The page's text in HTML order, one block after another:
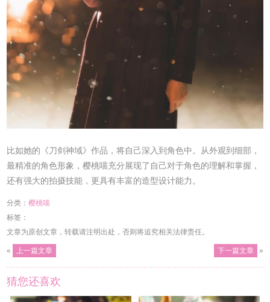
比如她的《刀剑神域》作品，将自己深入到角色中。从外观到细部，
最精准的角色形象，樱桃喵充分展现了自己对于角色的理解和掌握，
还有强大的拍摄技能，更具有丰富的造型设计能力。
分类：樱桃喵
标签：
文章为原创文章，转载请注明出处，否则将追究相关法律责任。
« 上一篇文章 下一篇文章 »
猜您还喜欢